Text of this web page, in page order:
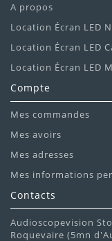
A propos
Location Écran LED
Location Écran LED
Location Écran LED
Compte
Mes commandes
Mes avoirs
Mes adresses
Mes informations
Contacts
Audioscopevision
Roquevaire (5mn